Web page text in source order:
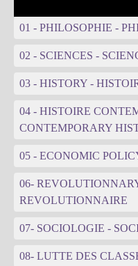
01 - PHILOSOPHIE -
02 - SCIENCES -
03 - HISTORY -
04 - HISTOIRE
CONTEMPORARY
05 - ECONOMIC
06-
REVOLUTIONNAIRE
07- SOCIOLOGIE -
08- LUTTE DES